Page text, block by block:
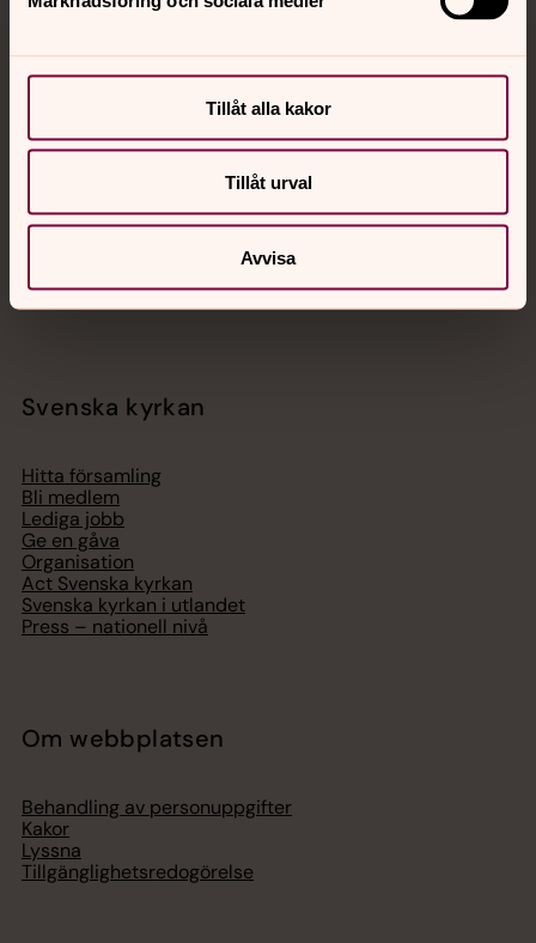
Tillåt alla kakor
Tillåt urval
Avvisa
Jourhavande präst
Akut samtals- och krisstöd. Prata eller chatta anonymt
med en präst på kvällar och nätter.
Chatt
Telefon 112
Svenska kyrkan
Hitta församling
Bli medlem
Lediga jobb
Ge en gåva
Organisation
Act Svenska kyrkan
Svenska kyrkan i utlandet
Press – nationell nivå
Om webbplatsen
Behandling av personuppgifter
Kakor
Lyssna
Tillgänglighetsredogörelse